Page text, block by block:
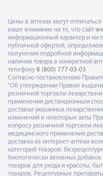
Цены в аптеках могут
ваше внимание на то, что сайт
информационный характер и ни
публичной офертой,
получения подробной
наличии товара в конкретной
телефону 8 (800) 777-03-03
Согласно постановлению
"Об утверждении Правил
розничной торговли
применения дистанционным
доставки указанных
изменений в некоторые акты
вопросу розничной торговли
медицинского применения
доставка из интернет-аптеки
категорий товаров:
биологически активных
товаров для ухода и красоты,
товаров. Рецептурные